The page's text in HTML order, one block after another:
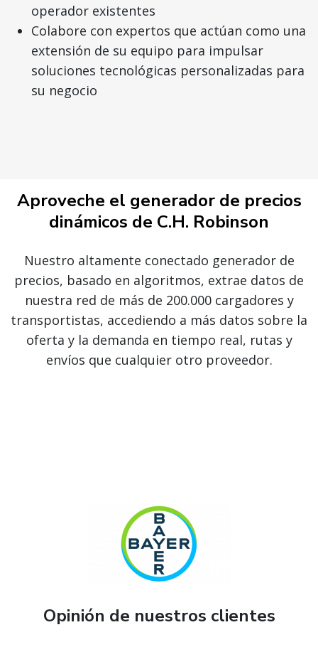
operador existentes
Colabore con expertos que actúan como una
extensión de su equipo para impulsar
soluciones tecnológicas personalizadas para
su negocio
Aproveche el generador de precios
dinámicos de C.H. Robinson
Nuestro altamente conectado generador de
precios, basado en algoritmos, extrae datos de
nuestra red de más de 200.000 cargadores y
transportistas, accediendo a más datos sobre la
oferta y la demanda en tiempo real, rutas y
envíos que cualquier otro proveedor.
Opinión de nuestros clientes